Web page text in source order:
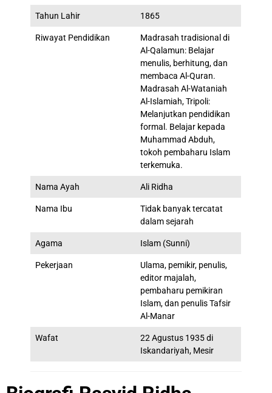
Tahun Lahir 1865
Riwayat Pendidikan
Madrasah tradisional di
Al-Qalamun: Belajar
menulis, berhitung, dan
membaca Al-Quran.
Madrasah Al-Wataniah
Al-Islamiah, Tripoli:
Melanjutkan pendidikan
formal. Belajar kepada
Muhammad Abduh,
tokoh pembaharu Islam
terkemuka.
Nama Ayah Ali Ridha
Nama Ibu
Tidak banyak tercatat
dalam sejarah
Agama Islam (Sunni)
Pekerjaan
Ulama, pemikir, penulis,
editor majalah,
pembaharu pemikiran
Islam, dan penulis Tafsir
Al-Manar
Wafat
22 Agustus 1935 di
Iskandariyah, Mesir